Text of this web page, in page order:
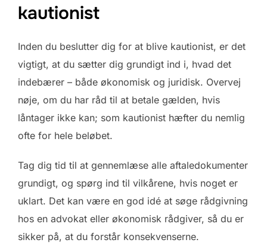
kautionist
Inden du beslutter dig for at blive kautionist, er det
vigtigt, at du sætter dig grundigt ind i, hvad det
indebærer – både økonomisk og juridisk. Overvej
nøje, om du har råd til at betale gælden, hvis
låntager ikke kan; som kautionist hæfter du nemlig
ofte for hele beløbet.
Tag dig tid til at gennemlæse alle aftaledokumenter
grundigt, og spørg ind til vilkårene, hvis noget er
uklart. Det kan være en god idé at søge rådgivning
hos en advokat eller økonomisk rådgiver, så du er
sikker på, at du forstår konsekvenserne.